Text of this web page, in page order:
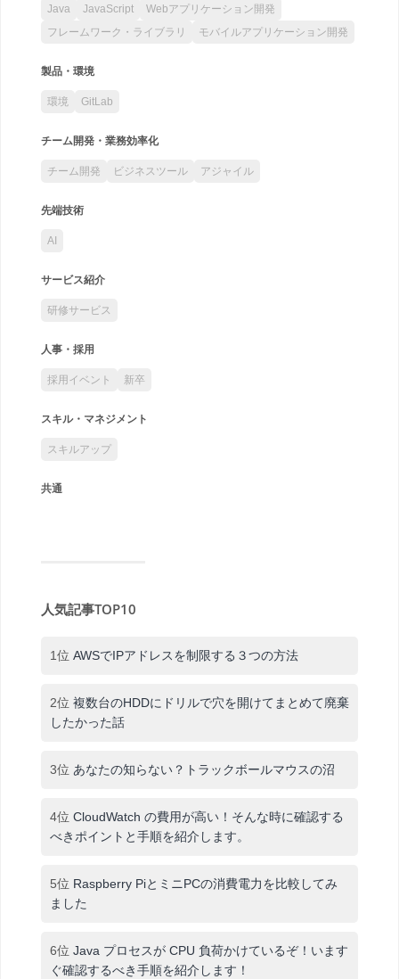
Java JavaScript
Webアプリケーション開発
フレームワーク・ライブラリ
モバイルアプリケーション開発
製品・環境
環境 GitLab
チーム開発・業務効率化
チーム開発 ビジネスツール アジャイル
先端技術
AI
サービス紹介
研修サービス
人事・採用
採用イベント 新卒
スキル・マネジメント
スキルアップ
共通
人気記事TOP10
1位 AWSでIPアドレスを制限する３つの方法
2位 複数台のHDDにドリルで穴を開けてまとめて廃棄
したかった話
3位 あなたの知らない？トラックボールマウスの沼
4位 CloudWatch の費用が高い！そんな時に確認する
べきポイントと手順を紹介します。
5位 Raspberry PiとミニPCの消費電力を比較してみ
ました
6位 Java プロセスが CPU 負荷かけているぞ！います
ぐ確認するべき手順を紹介します！